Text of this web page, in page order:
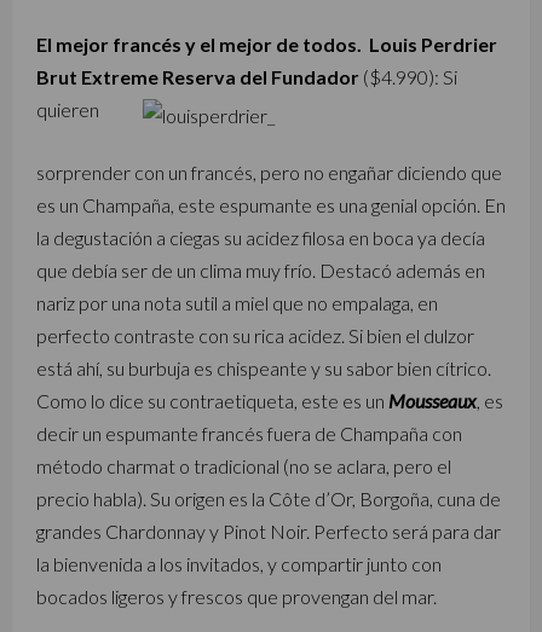
El mejor francés y el mejor de todos.
Louis Perdrier
Brut Extreme Reserva del Fundador ($4.990): Si
quieren
sorprender con un francés, pero no engañar diciendo que
es un Champaña, este espumante es una genial opción. En
la degustación a ciegas su acidez filosa en boca ya decía
que debía ser de un clima muy frío. Destacó además en
nariz por una nota sutil a miel que no empalaga, en
perfecto contraste con su rica acidez. Si bien el dulzor
está ahí, su burbuja es chispeante y su sabor bien cítrico.
Como lo dice su contraetiqueta, este es un Mousseaux, es
decir un espumante francés fuera de Champaña con
método charmat o tradicional (no se aclara, pero el
precio habla). Su origen es la Côte d’Or, Borgoña, cuna de
grandes Chardonnay y Pinot Noir. Perfecto será para dar
la bienvenida a los invitados, y compartir junto con
bocados ligeros y frescos que provengan del mar.